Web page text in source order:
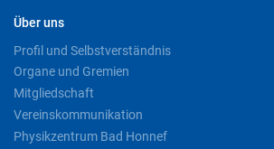
Über uns
Profil und Selbstverständnis
Organe und Gremien
Mitgliedschaft
Vereinskommunikation
Physikzentrum Bad Honnef